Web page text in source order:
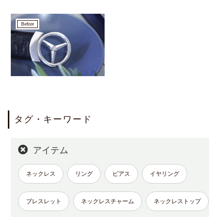
before
タグ・キーワード
アイテム
ネックレス リング ピアス イヤリング
ブレスレット ネックレスチャーム ネックレストップ